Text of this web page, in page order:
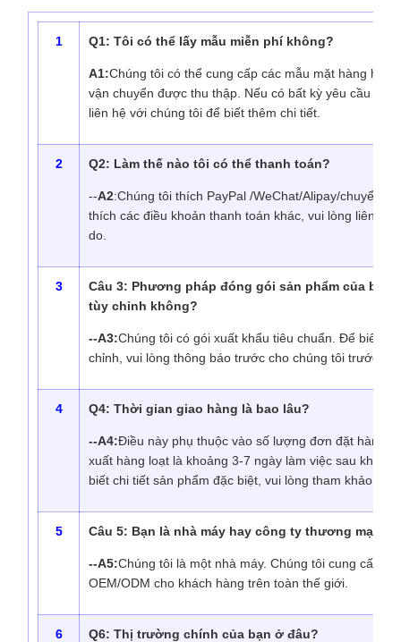
1 Q1: Tôi có thể lấy mẫu miễn phí không?
A1:Chúng tôi có thể cung cấp các mẫu mặt hàng
vận chuyển được thu thập. Nếu có bất kỳ yêu cầu
liên hệ với chúng tôi để biết thêm chi tiết.
2 Q2: Làm thế nào tôi có thể thanh toán?
--A2:Chúng tôi thích PayPal /WeChat/Alipay/chuyển
thích các điều khoản thanh toán khác, vui lòng liên hệ
do.
3
Câu 3: Phương pháp đóng gói sản phẩm của bạn
tùy chỉnh không?
--A3:Chúng tôi có gói xuất khẩu tiêu chuẩn. Để biết
chỉnh, vui lòng thông báo trước cho chúng tôi trước
4 Q4: Thời gian giao hàng là bao lâu?
--A4:Điều này phụ thuộc vào số lượng đơn đặt hàng.
xuất hàng loạt là khoảng 3-7 ngày làm việc sau khi
biết chi tiết sản phẩm đặc biệt, vui lòng tham khảo
5 Câu 5: Bạn là nhà máy hay công ty thương mại?
--A5:Chúng tôi là một nhà máy. Chúng tôi cung cấp
OEM/ODM cho khách hàng trên toàn thế giới.
6 Q6: Thị trường chính của bạn ở đâu?